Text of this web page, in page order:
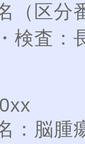
（区分
検査：
：脳腫